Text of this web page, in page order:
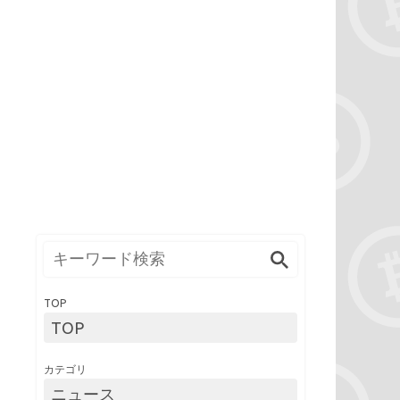
TOP
TOP
カテゴリ
ニュース